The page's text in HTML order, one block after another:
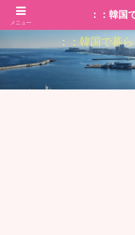
：：韓国で暮
メニュー
：：韓国